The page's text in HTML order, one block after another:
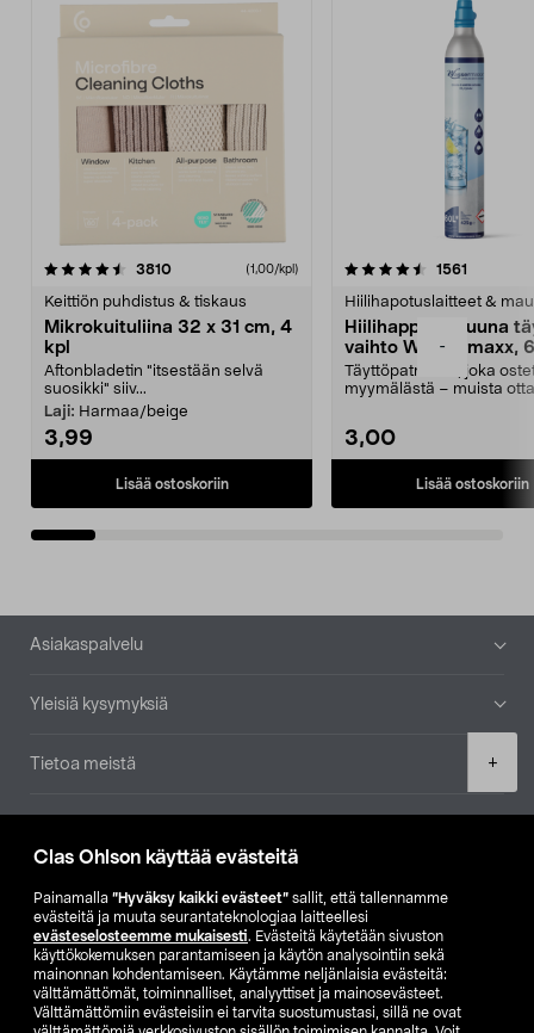
Clas Ohlson käyttää evästeitä
Painamalla ”Hyväksy kaikki evästeet” sallit, että tallennamme
evästeitä ja muuta seurantateknologiaa laitteellesi
evästeselosteemme mukaisesti. Evästeitä käytetään sivuston
käyttökokemuksen parantamiseen ja käytön analysointiin sekä
mainonnan kohdentamiseen. Käytämme neljänlaisia evästeitä:
välttämättömät, toiminnalliset, analyyttiset ja mainosevästeet.
Välttämättömiin evästeisiin ei tarvita suostumustasi, sillä ne ovat
-
+
3810arvostelut (1,00/kpl)
Keittiön puhdistus & tiskaus
Mikrokuituliina 32 x 31 cm, 4
kpl
Aftonbladetin "itsestään selvä
suosikki" siiv...
Laji: Harmaa/beige
3,99
Lisää ostoskoriin
4.5viidestä
1561
Hiilihapotuslaitteet &
Hiilihappopatruuna
vaihto Wassermaxx,
Täyttöpatruuna, joka
myymälästä – muista
3,00
Lisää ostoskoriin
4.5viidestä
Alatunniste
Asiakaspalvelu
Yleisiä kysymyksiä
Tietoa meistä
Etsi myymälä
SE NO FI